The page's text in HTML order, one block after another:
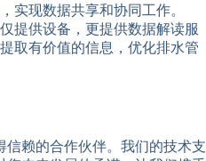
实现数据共享和协同工作。
提供设备，更提供数据解读服
取有价值的信息，优化排水管
赖的合作伙伴。我们的技术支